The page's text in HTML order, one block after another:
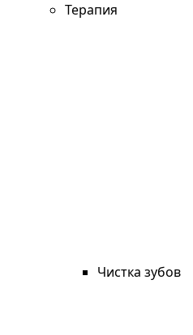
Терапия
Чистка зубов